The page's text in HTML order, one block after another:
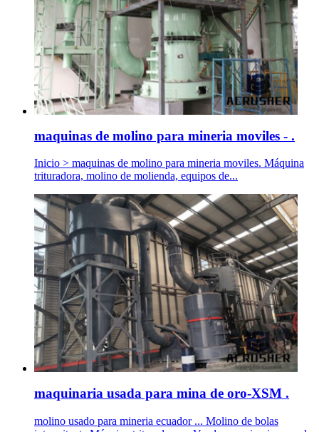
maquinas de molino para mineria moviles - .
Inicio > maquinas de molino para mineria moviles. Máquina
trituradora, molino de molienda, equipos de...
maquinaria usada para mina de oro-XSM .
molino usado para mineria ecuador ... Molino de bolas